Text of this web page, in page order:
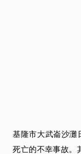
基隆市大武崙沙灘
死亡的不幸事故。